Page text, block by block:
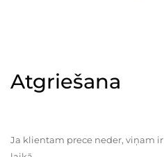
Atgriešana
Ja klientam prece neder, viņam